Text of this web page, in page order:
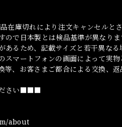
在庫切れにより注文キャンセル
ので日本製とは検品基準が異なり
あるため、記載サイズと若干異な
スマートフォンの画面によって実
等、お客さまご都合による交換、
さい■■■
about